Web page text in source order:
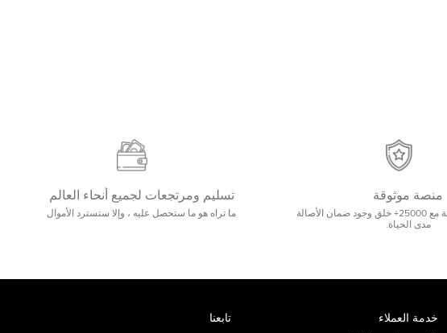
منصة موثوقة
صفيحة موثوقة وآمنة مع 25000+ خلق وجود ضمان الأصالة
مدى الحياة.
تسليم ومرتجعات لجميع أنحاء العالم
ما تراه هو ما ستحصل عليه ، وإلا ستسترد الأموال
خدمة العملاء
تابعنا